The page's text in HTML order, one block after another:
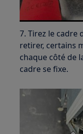
7. Tirez le cadre
retirer, certains
chaque côté de
cadre se fixe.